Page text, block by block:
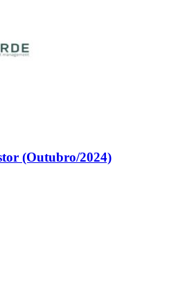
(Outubro/2024)